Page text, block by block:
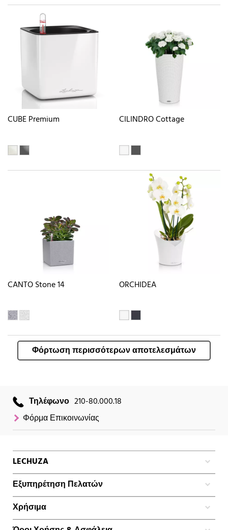
CUBE Premium CILINDRO Cottage
CANTO Stone 14 ORCHIDEA
Φόρτωση περισσότερων αποτελεσμάτων
Τηλέφωνο 210-80.000.18
Φόρμα Επικοινωνίας
LECHUZA
Εξυπηρέτηση Πελατών
Χρήσιμα